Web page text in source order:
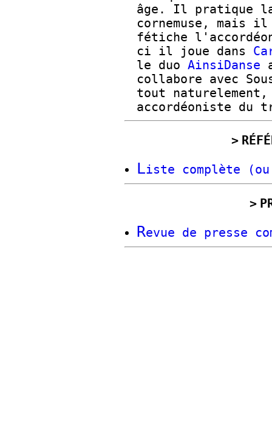
âge. Il pratique
cornemuse, mais
fétiche
ci il joue dans
le duo AinsiDanse
collabore avec
tout naturelement,
accordéoniste du
Liste complète
Revue de presse